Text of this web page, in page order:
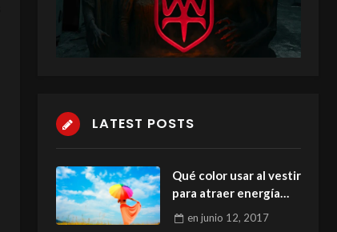
LATEST POSTS
Qué color usar al vestir
para atraer energía
positiva
enjunio 12, 2017